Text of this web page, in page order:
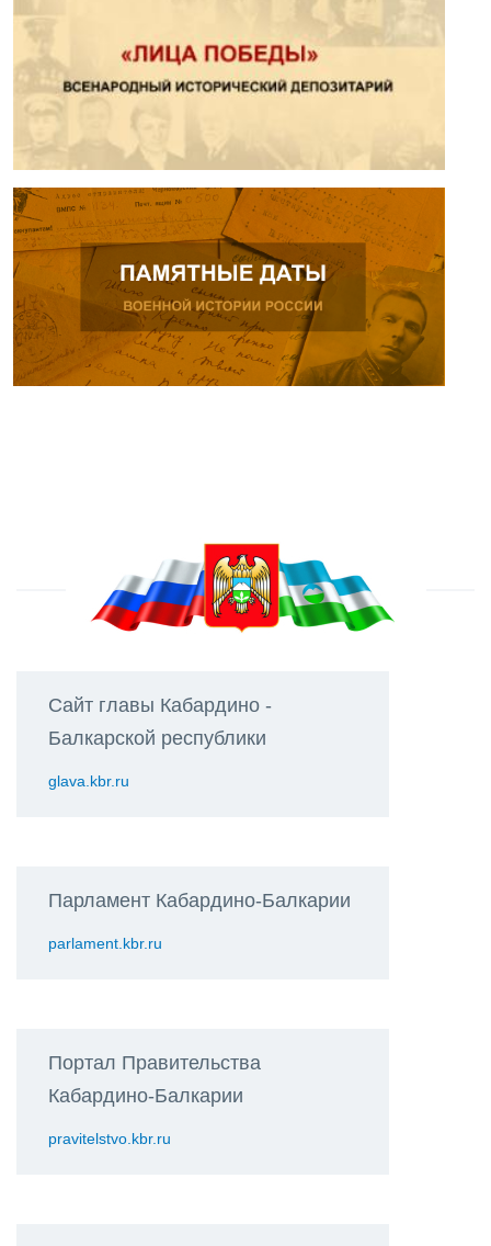
Сайт главы Кабардино -
Балкарской республики
glava.kbr.ru
Парламент Кабардино-Балкарии
parlament.kbr.ru
Портал Правительства
Кабардино-Балкарии
pravitelstvo.kbr.ru